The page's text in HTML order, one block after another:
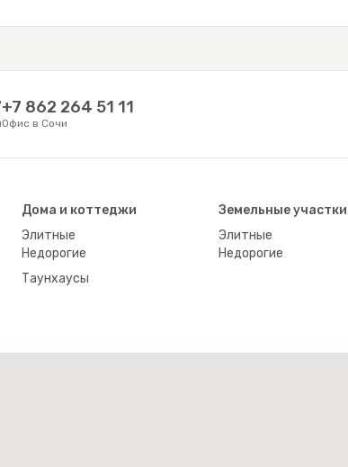
+7 862 264 51 11
Офис в Сочи
Дома и коттеджи
Элитные
Недорогие
Таунхаусы
Земельные участки
Элитные
Недорогие